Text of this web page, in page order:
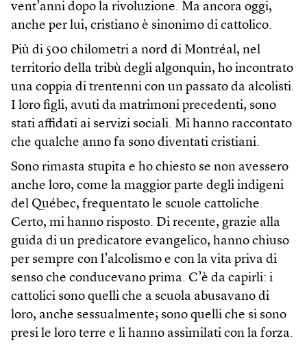
vent’anni dopo la rivoluzione. Ma ancora oggi,
anche per lui, cristiano è sinonimo di cattolico.
Più di 500 chilometri a nord di Montréal, nel
territorio della tribù degli algonquin, ho incontrato
una coppia di trentenni con un passato da alcolisti.
I loro figli, avuti da matrimoni precedenti, sono
stati affidati ai servizi sociali. Mi hanno raccontato
che qualche anno fa sono diventati cristiani.
Sono rimasta stupita e ho chiesto se non avessero
anche loro, come la maggior parte degli indigeni
del Québec, frequentato le scuole cattoliche.
Certo, mi hanno risposto. Di recente, grazie alla
guida di un predicatore evangelico, hanno chiuso
per sempre con l’alcolismo e con la vita priva di
senso che conducevano prima. C’è da capirli: i
cattolici sono quelli che a scuola abusavano di
loro, anche sessualmente; sono quelli che si sono
presi le loro terre e li hanno assimilati con la forza.